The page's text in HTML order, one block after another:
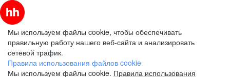
Мы используем файлы cookie, чтобы обеспечивать
правильную работу нашего веб-сайта и анализировать
сетевой трафик.
Правила использования файлов cookie
Мы используем файлы cookie. Правила использования